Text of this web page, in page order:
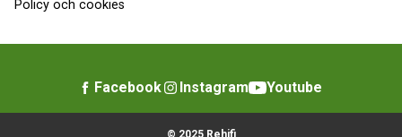
Policy och cookies
Facebook Instagram Youtube
© 2025 Rehifi